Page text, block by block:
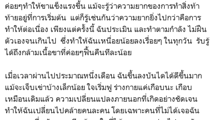
ค่อยๆทำให้ขาแข็งแรงขึ้น แม้จะรู้ว่าความยากของการทำสิ่งท้า
ท้ายอยู่ที่การเริ่มต้น แต่ก็รู้เช่นกันว่าความยากยิ่งไปกว่าคือการ
ทำให้ต่อเนื่อง เพียงแต่ครั้งนี้ ฉันประเมิน และทำตามกำลัง ไม่ฝืน
ตัวเองจนเกินไป ซึ่งทำให้ฉันเหนื่อยน้อยลงเรื่อยๆ ในทุกวัน รับรู้
ได้ถึงกล้ามเนื้อขาที่ค่อยๆฟื้นคืนทีละน้อย
เมื่อเวลาผ่านไปประมาณหนึ่งเดือน ฉันขึ้นลงบันไดได้ดีขึ้นมาก
แม้จะเจ็บเข่าบ้างเล็กน้อย ใจเริ่มฟู ร่างกายแค่เกือบนะ เกือบ
เหมือนเดิมแล้ว ความเปลี่ยนแปลงภายนอกที่เกิดอย่างชัดเจน
ทำให้ฉันเปลี่ยนไปคล้ายคนละคน โดยเฉพาะคนที่ไม่ได้เจอฉัน